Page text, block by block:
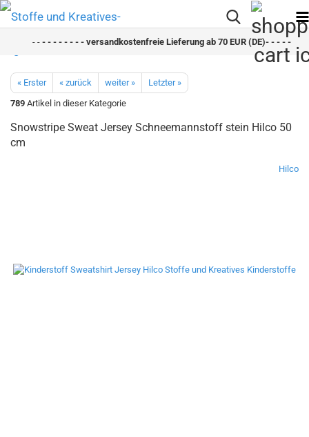
- -- - - - - - - - versandkostenfreie Lieferung ab 70 EUR (DE)- - - - - - -
« Erster « zurück weiter »
Letzter »
789 Artikel in dieser Kategorie
Snowstripe Sweat Jersey Schneemannstoff stein Hilco 50
cm
Hilco